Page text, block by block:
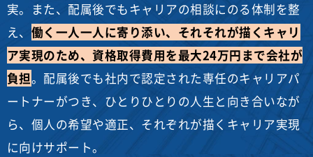
実。また、配属後でもキャリアの相談にのる体制を整
え、 働く一人一人に寄り添い、それそれが描くキャリ
ア実現のため、資格取得費用を最大24万円まで会社が
負担。配属後でも社内で認定された専任のキャリアパ
ートナーがつき、ひとりひとりの人生と向き合いなが
ら、個人の希望や適正、それぞれが描くキャリア実現
に向けサポート。